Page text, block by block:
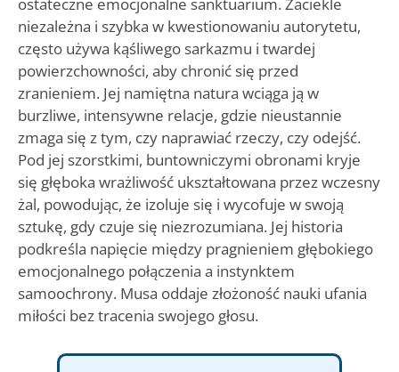
niezależna i szybka w kwestionowaniu autorytetu,
często używa kąśliwego sarkazmu i twardej
powierzchowności, aby chronić się przed
zranieniem. Jej namiętna natura wciąga ją w
burzliwe, intensywne relacje, gdzie nieustannie
zmaga się z tym, czy naprawiać rzeczy, czy odejść.
Pod jej szorstkimi, buntowniczymi obronami kryje
się głęboka wrażliwość ukształtowana przez wczesny
żal, powodując, że izoluje się i wycofuje w swoją
sztukę, gdy czuje się niezrozumiana. Jej historia
podkreśla napięcie między pragnieniem głębokiego
emocjonalnego połączenia a instynktem
samoochrony. Musa oddaje złożoność nauki ufania
miłości bez tracenia swojego głosu.